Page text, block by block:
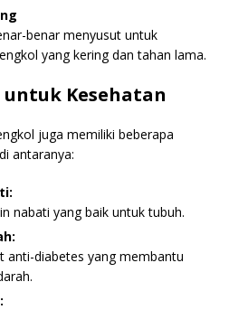
benar menyusut untuk
yang kering dan tahan lama.
Kesehatan
juga memiliki beberapa
antaranya:
nabati yang baik untuk tubuh.
anti-diabetes yang membantu